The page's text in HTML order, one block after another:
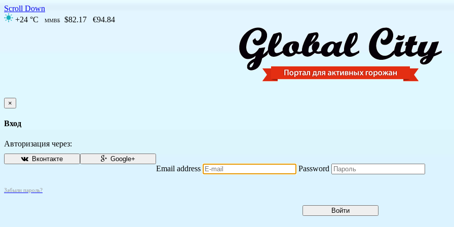
Scroll Down
+24 °C
ММВБ $82.17 €94.84
×
Вход
Авторизация через:
Вконтакте Google+
Email address Password
Забыли пароль?
Войти